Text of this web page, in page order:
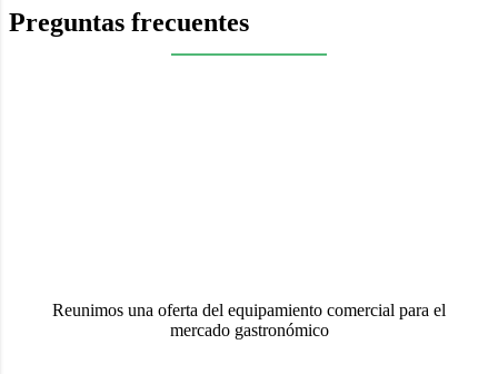
Preguntas frecuentes
Reunimos una oferta del equipamiento comercial para el
mercado gastronómico